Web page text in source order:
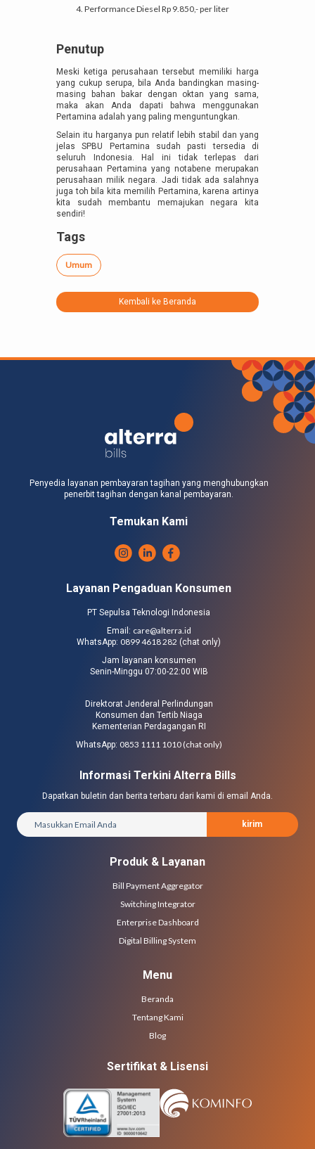
Performance Diesel Rp 9.850,- per liter
Penutup
Meski ketiga perusahaan tersebut memiliki harga
yang cukup serupa, bila Anda bandingkan masing-
masing bahan bakar dengan oktan yang sama,
maka akan Anda dapati bahwa menggunakan
Pertamina adalah yang paling menguntungkan.
Selain itu harganya pun relatif lebih stabil dan yang
jelas SPBU Pertamina sudah pasti tersedia di
seluruh Indonesia. Hal ini tidak terlepas dari
perusahaan Pertamina yang notabene merupakan
perusahaan milik negara. Jadi tidak ada salahnya
juga toh bila kita memilih Pertamina, karena artinya
kita sudah membantu memajukan negara kita
sendiri!
Tags
Umum
Kembali ke Beranda
Penyedia layanan pembayaran tagihan yang menghubungkan
penerbit tagihan dengan kanal pembayaran.
Temukan Kami
Layanan Pengaduan Konsumen
PT Sepulsa Teknologi Indonesia
Email: care@alterra.id
WhatsApp: 0899 4618 282 (chat only)
Jam layanan konsumen
Senin-Minggu 07:00-22:00 WIB
Direktorat Jenderal Perlindungan
Konsumen dan Tertib Niaga
Kementerian Perdagangan RI
WhatsApp: 0853 1111 1010 (chat only)
Informasi Terkini Alterra Bills
Dapatkan buletin dan berita terbaru dari kami di email Anda.
kirim
Produk & Layanan
Bill Payment Aggregator
Switching Integrator
Enterprise Dashboard
Digital Billing System
Menu
Beranda
Tentang Kami
Blog
Sertifikat & Lisensi